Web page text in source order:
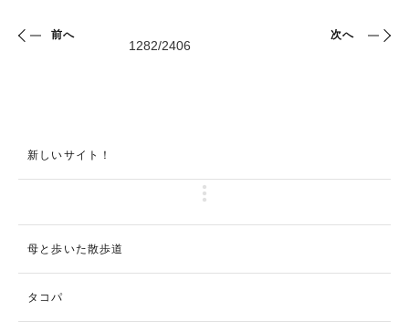
前へ 次へ
新しいサイト！
母と歩いた散歩道
タコパ